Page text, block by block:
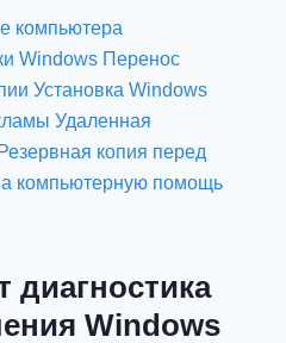
компьютера
Windows Перенос
Установка Windows
Удаленная
Резервная копия перед
компьютерную помощь
диагностика
Windows